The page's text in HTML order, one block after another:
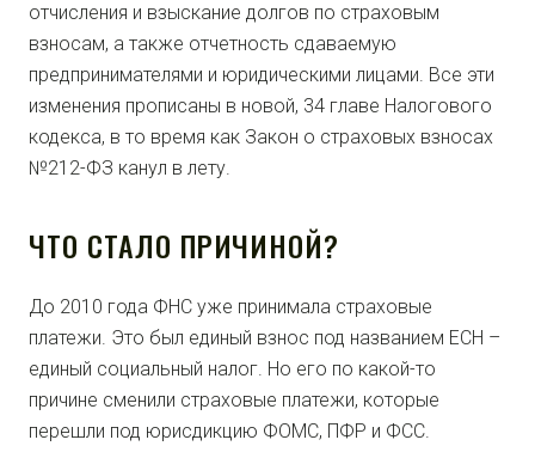
отчисления и взыскание долгов по страховым
взносам, а также отчетность сдаваемую
предпринимателями и юридическими лицами. Все эти
изменения прописаны в новой, 34 главе Налогового
кодекса, в то время как Закон о страховых взносах
№212-ФЗ канул в лету.
ЧТО СТАЛО ПРИЧИНОЙ?
До 2010 года ФНС уже принимала страховые
платежи. Это был единый взнос под названием ЕСН –
единый социальный налог. Но его по какой-то
причине сменили страховые платежи, которые
перешли под юрисдикцию ФОМС, ПФР и ФСС.